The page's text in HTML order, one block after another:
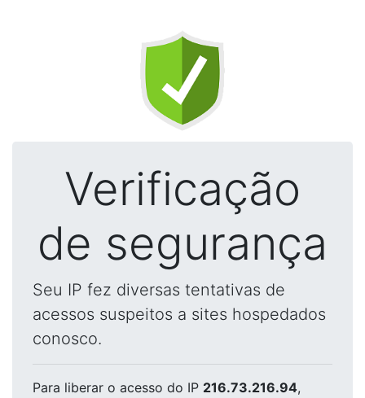
Verificação
de segurança
Seu IP fez diversas tentativas de
acessos suspeitos a sites hospedados
conosco.
Para liberar o acesso do IP 216.73.216.94,